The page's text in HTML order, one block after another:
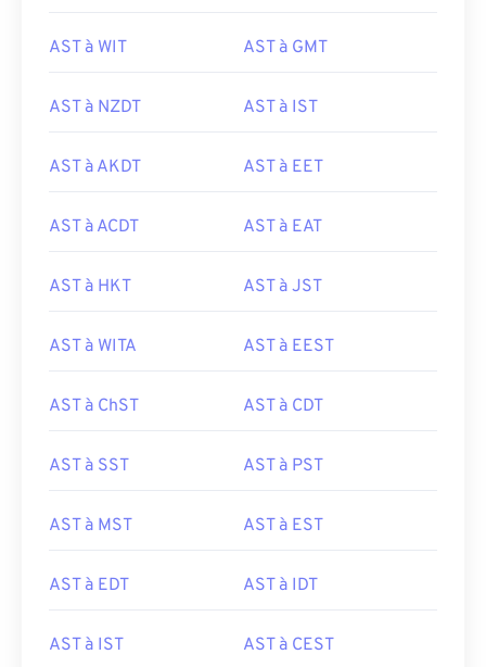
AST à WIT AST à GMT
AST à NZDT AST à IST
AST à AKDT AST à EET
AST à ACDT AST à EAT
AST à HKT AST à JST
AST à WITA AST à EEST
AST à ChST AST à CDT
AST à SST AST à PST
AST à MST AST à EST
AST à EDT AST à IDT
AST à IST AST à CEST